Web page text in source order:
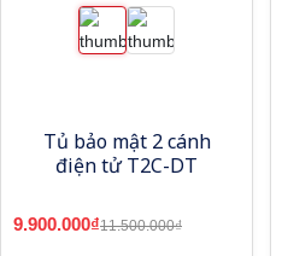
Tủ bảo mật 2 cánh
điện tử T2C-DT
9.900.000₫11.500.000₫